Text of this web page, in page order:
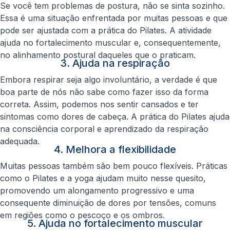
Se você tem problemas de postura, não se sinta sozinho.
Essa é uma situação enfrentada por muitas pessoas e que
pode ser ajustada com a prática do Pilates. A atividade
ajuda no fortalecimento muscular e, consequentemente,
no alinhamento postural daqueles que o praticam.
3. Ajuda na respiração
Embora respirar seja algo involuntário, a verdade é que
boa parte de nós não sabe como fazer isso da forma
correta. Assim, podemos nos sentir cansados e ter
sintomas como dores de cabeça. A prática do Pilates ajuda
na consciência corporal e aprendizado da respiração
adequada.
4. Melhora a flexibilidade
Muitas pessoas também são bem pouco flexíveis. Práticas
como o Pilates e a yoga ajudam muito nesse quesito,
promovendo um alongamento progressivo e uma
consequente diminuição de dores por tensões, comuns
em regiões como o pescoço e os ombros.
5. Ajuda no fortalecimento muscular